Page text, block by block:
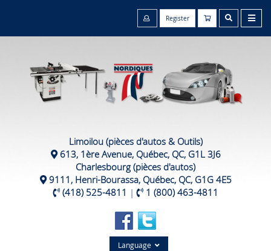
Register
Limoilou (pièces d'autos & Outils)
613, 1ère Avenue, Québec, QC, G1L 3J6
Charlesbourg (pièces d'autos)
9111, Henri-Bourassa, Québec, QC, G1G 4E5
(418) 525-4811 | 1 (800) 463-4811
Language